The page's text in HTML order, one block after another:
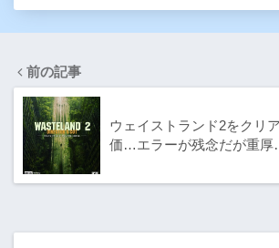
前の記事
ウェイストランド2をクリ
価…エラーが残念だが重